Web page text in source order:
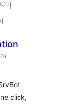
གདེང་
འཇོག་
)
click,